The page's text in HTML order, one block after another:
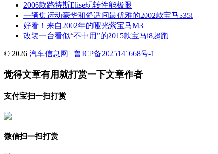
2006款路特斯Elise玩转性能极限
一辆集运动豪华和舒适间最优雅的2002款宝马335i
好看！来自2002年的哑光紫宝马M3
改装一台看似“不中用”的2015款宝马i8超跑
© 2026 汽车信息网 鲁ICP备2025141668号-1
觉得文章有用就打赏一下文章作者
支付宝扫一扫打赏
微信扫一扫打赏